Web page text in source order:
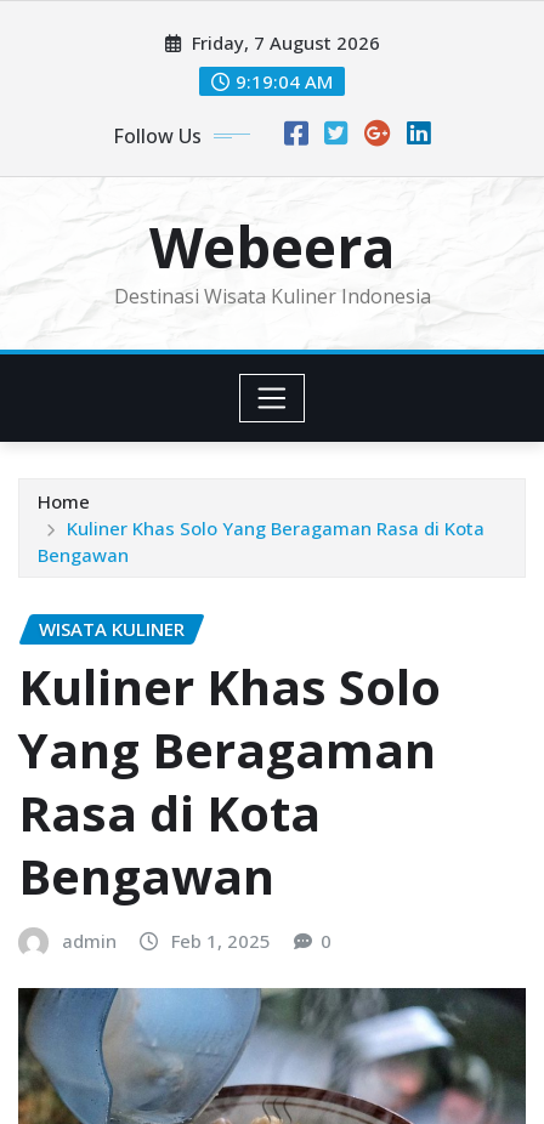
Friday, 7 August 2026
9:19:06 AM
Follow Us
Webeera
Destinasi Wisata Kuliner Indonesia
Home
Kuliner Khas Solo Yang Beragaman Rasa di Kota
Bengawan
WISATA KULINER
Kuliner Khas Solo
Yang Beragaman
Rasa di Kota
Bengawan
admin Feb 1, 2025 0